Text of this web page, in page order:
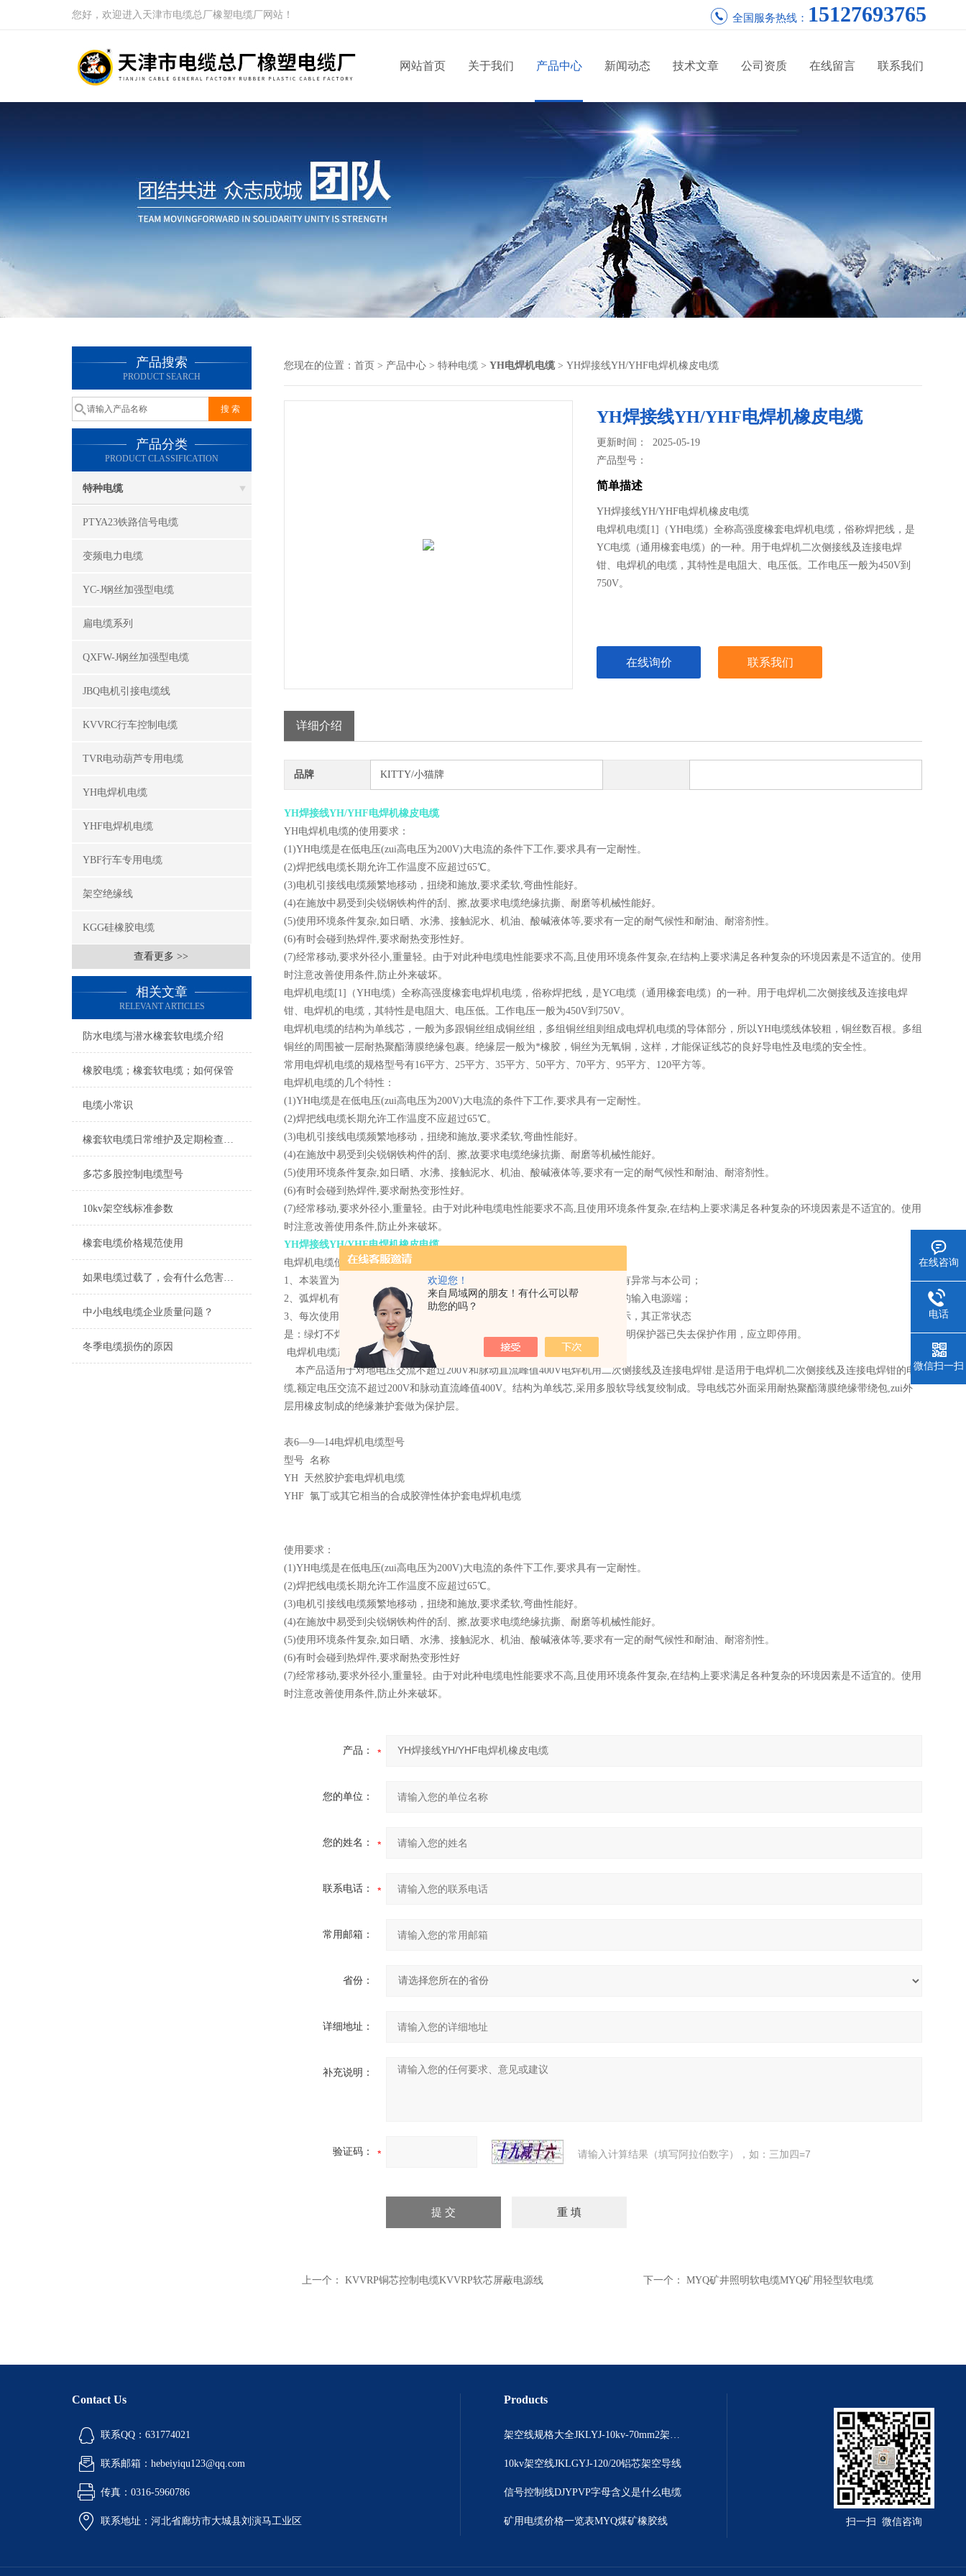
欢迎您！
来自局域网的朋友！有什么可以帮
助您的吗？
您好，欢迎进入天津市电缆总厂橡塑电缆厂网站！ 全国服务热线： 15127693765
网站首页 关于我们 产品中心 新闻动态 技术文章 公司资质 在线留言 联系我们
产品搜索
PRODUCT SEARCH
产品分类
PRODUCT CLASSIFICATION
特种电缆
PTYA23铁路信号电缆
变频电力电缆
YC-J钢丝加强型电缆
扁电缆系列
QXFW-J钢丝加强型电缆
JBQ电机引接电缆线
KVVRC行车控制电缆
TVR电动葫芦专用电缆
YH电焊机电缆
YHF电焊机电缆
YBF行车专用电缆
架空绝缘线
KGG硅橡胶电缆
查看更多 >>
相关文章
RELEVANT ARTICLES
防水电缆与潜水橡套软电缆介绍
橡胶电缆；橡套软电缆；如何保管
电缆小常识
橡套软电缆日常维护及定期检查故障
多芯多股控制电缆型号
10kv架空线标准参数
橡套电缆价格规范使用
如果电缆过载了，会有什么危害吗？
中小电线电缆企业质量问题？
冬季电缆损伤的原因
您现在的位置： 首页 > 产品中心 > 特种电缆 > YH电焊机电缆> YH焊接线YH/YHF电焊机橡皮电缆
YH焊接线YH/YHF电焊机橡皮电缆
更新时间： 2025-05-19
产品型号：
简单描述
YH焊接线YH/YHF电焊机橡皮电缆
电焊机电缆[1]（YH电缆）全称高强度橡套电焊机电缆，俗称焊把线，是
YC电缆（通用橡套电缆）的一种。用于电焊机二次侧接线及连接电焊
钳、电焊机的电缆，其特性是电阻大、电压低。工作电压一般为450V到
750V。
在线询价 联系我们
详细介绍
品牌 KITTY/小猫牌
YH焊接线YH/YHF电焊机橡皮电缆
YH电焊机电缆的使用要求：
(1)YH电缆是在低电压(zui高电压为200V)大电流的条件下工作,要求具有一定耐性。
(2)焊把线电缆长期允许工作温度不应超过65℃。
(3)电机引接线电缆频繁地移动，扭绕和施放,要求柔软,弯曲性能好。
(4)在施放中易受到尖锐钢铁构件的刮、擦,故要求电缆绝缘抗撕、耐磨等机械性能好。
(5)使用环境条件复杂,如日晒、水沸、接触泥水、机油、酸碱液体等,要求有一定的耐气候性和耐油、耐溶剂性。
(6)有时会碰到热焊件,要求耐热变形性好。
(7)经常移动,要求外径小,重量轻。由于对此种电缆电性能要求不高,且使用环境条件复杂,在结构上要求满足各种复杂的环境因素是不适宜的。使用
时注意改善使用条件,防止外来破坏。
电焊机电缆[1]（YH电缆）全称高强度橡套电焊机电缆，俗称焊把线，是YC电缆（通用橡套电缆）的一种。用于电焊机二次侧接线及连接电焊
钳、电焊机的电缆，其特性是电阻大、电压低。工作电压一般为450V到750V。
电焊机电缆的结构为单线芯，一般为多跟铜丝组成铜丝组，多组铜丝组则组成电焊机电缆的导体部分，所以YH电缆线体较粗，铜丝数百根。多组
铜丝的周围被一层耐热聚酯薄膜绝缘包裹。绝缘层一般为*橡胶，铜丝为无氧铜，这样，才能保证线芯的良好导电性及电缆的安全性。
常用电焊机电缆的规格型号有16平方、25平方、35平方、50平方、70平方、95平方、120平方等。
电焊机电缆的几个特性：
(1)YH电缆是在低电压(zui高电压为200V)大电流的条件下工作,要求具有一定耐性。
(2)焊把线电缆长期允许工作温度不应超过65℃。
(3)电机引接线电缆频繁地移动，扭绕和施放,要求柔软,弯曲性能好。
(4)在施放中易受到尖锐钢铁构件的刮、擦,故要求电缆绝缘抗撕、耐磨等机械性能好。
(5)使用环境条件复杂,如日晒、水沸、接触泥水、机油、酸碱液体等,要求有一定的耐气候性和耐油、耐溶剂性。
(6)有时会碰到热焊件,要求耐热变形性好。
(7)经常移动,要求外径小,重量轻。由于对此种电缆电性能要求不高,且使用环境条件复杂,在结构上要求满足各种复杂的环境因素是不适宜的。使用
时注意改善使用条件,防止外来破坏。
YH焊接线YH/YHF电焊机橡皮电缆
电焊机电缆使用与维修
1、本装置为不可维修型，其各项保护特性由制造厂规定，不可随意调整。如有异常与本公司；
2、弧焊机有风冷及主回路有接触器的，要将风机及接触器线圈电源接于装置的输入电源端；
3、每次使用前观察保护器指示灯状态，红灯是电源指示，绿灯是安全电压指示，其正常状态
是：绿灯不焊接时发亮，焊接时熄灭，如发现在焊机不焊接时绿灯熄灭，则表明保护器已失去保护作用，应立即停用。
电焊机电缆产品说明
本产品适用于对地电压交流不超过200V和脉动直流峰值400V电焊机用二次侧接线及连接电焊钳.是适用于电焊机二次侧接线及连接电焊钳的电
缆,额定电压交流不超过200V和脉动直流峰值400V。结构为单线芯,采用多股软导线复绞制成。导电线芯外面采用耐热聚酯薄膜绝缘带绕包,zui外
层用橡皮制成的绝缘兼护套做为保护层。
表6—9—14电焊机电缆型号
型号 名称
YH 天然胶护套电焊机电缆
YHF 氯丁或其它相当的合成胶弹性体护套电焊机电缆
使用要求：
(1)YH电缆是在低电压(zui高电压为200V)大电流的条件下工作,要求具有一定耐性。
(2)焊把线电缆长期允许工作温度不应超过65℃。
(3)电机引接线电缆频繁地移动，扭绕和施放,要求柔软,弯曲性能好。
(4)在施放中易受到尖锐钢铁构件的刮、擦,故要求电缆绝缘抗撕、耐磨等机械性能好。
(5)使用环境条件复杂,如日晒、水沸、接触泥水、机油、酸碱液体等,要求有一定的耐气候性和耐油、耐溶剂性。
(6)有时会碰到热焊件,要求耐热变形性好
(7)经常移动,要求外径小,重量轻。由于对此种电缆电性能要求不高,且使用环境条件复杂,在结构上要求满足各种复杂的环境因素是不适宜的。使用
时注意改善使用条件,防止外来破坏。
产品：
您的单位：
您的姓名：
联系电话：
常用邮箱：
省份：
详细地址：
补充说明：
验证码： 请输入计算结果（填写阿拉伯数字），如：三加四=7
上一个： KVVRP铜芯控制电缆KVVRP软芯屏蔽电源线 下一个： MYQ矿井照明软电缆MYQ矿用轻型软电缆
Contact Us
联系QQ：631774021
联系邮箱：hebeiyiqu123@qq.com
传真：0316-5960786
联系地址：河北省廊坊市大城县刘演马工业区
Products
架空线规格大全JKLYJ-10kv-70mm2架空铝芯导线
10kv架空线JKLGYJ-120/20铝芯架空导线
信号控制线DJYPVP字母含义是什么电缆
矿用电缆价格一览表MYQ煤矿橡胶线 扫一扫 微信咨询
在线咨询
电话
微信扫一扫